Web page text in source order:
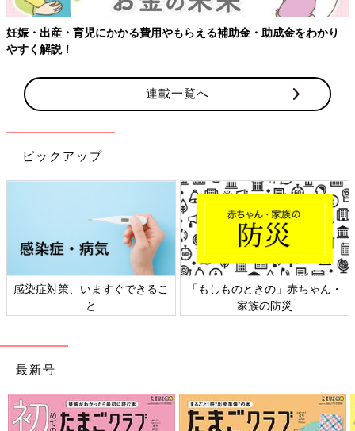
妊娠・出産・育児にかかる費用やもらえる補助金・助成金をわかり
やすく解説！
連載一覧へ
ピックアップ
感染症対策、いますぐできるこ
と
「もしものときの」赤ちゃん・
家族の防災
最新号